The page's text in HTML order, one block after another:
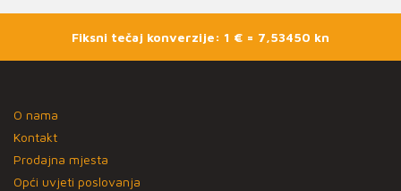
Fiksni tečaj konverzije: 1 € = 7,53450 kn
O nama
Kontakt
Prodajna mjesta
Opći uvjeti poslovanja